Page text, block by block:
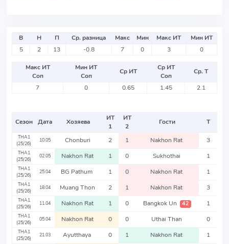
В Н П Ср. разница Макс Мин Макс ИТ
Мин ИТ
5
2 13 -0.8 7 0 3 0
Макс ИТ
Соп
Мин ИТ
Соп
Ср ИТ
Ср ИТ
Соп
Ср. Т
7
0 0.65 1.45 2.1
Сезон Дата Хозяева
ИТ
1
ИТ
2
Гости Т
THA1
(25/26)
10.05 Chonburi 2 1 Nakhon Rat 3
THA1
(25/26)
02.05 Nakhon Rat 1 0 Sukhothai 1
THA1
(25/26)
25.04 BG Pathum 1 0 Nakhon Rat 1
THA1
(25/26)
18.04 Muang Thon 2 1 Nakhon Rat 3
THA1
(25/26)
11.04 Nakhon Rat 1 0 Bangkok Un 42 1
THA1
(25/26)
05.04 Nakhon Rat 0 0 Uthai Than 0
THA1
(25/26)
21.03 Ayutthaya 0 1 Nakhon Rat 1